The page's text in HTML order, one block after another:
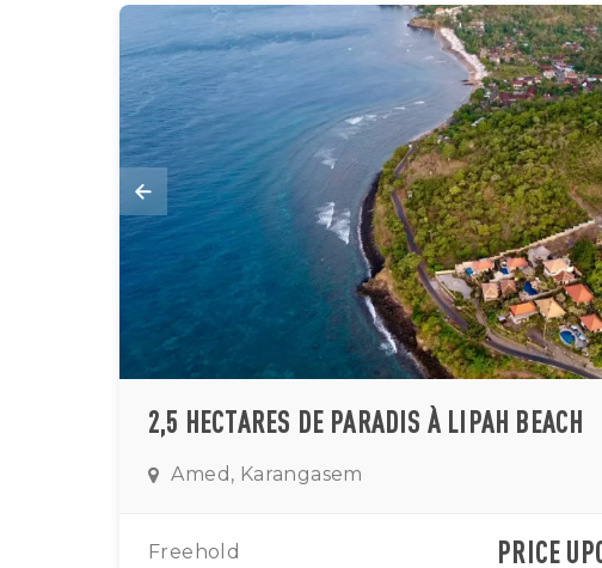
2,5 HECTARES DE PARADIS À LIPAH BEACH
Amed, Karangasem
Freehold PRICE